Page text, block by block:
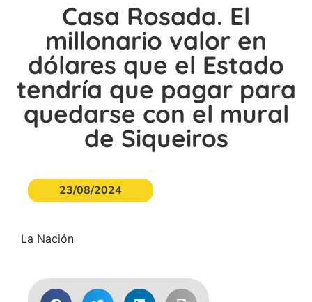
Casa Rosada. El
millonario valor en
dólares que el Estado
tendría que pagar para
quedarse con el mural
de Siqueiros
23/08/2024
La Nación